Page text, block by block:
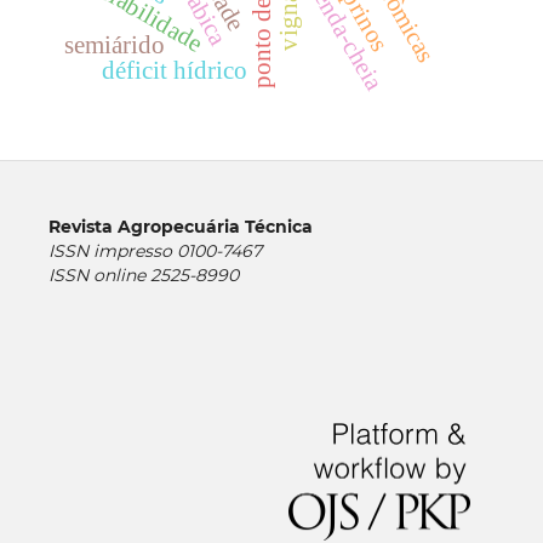
déficit hídrico fenda-cheia
semiárido
Revista Agropecuária Técnica
ISSN impresso 0100-7467
ISSN online 2525-8990